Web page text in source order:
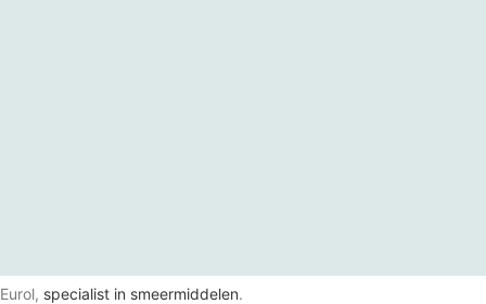
Eurol, specialist in smeermiddelen.